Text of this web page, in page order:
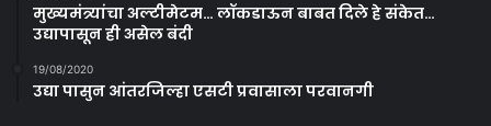
मुख्यमंत्र्यांचा अल्टीमेटम… लॉकडाऊन बाबत दिले हे संकेत…
उद्यापासून ही असेल बंदी
19/08/2020
उद्या पासुन आंतरजिल्हा एसटी प्रवासाला परवानगी